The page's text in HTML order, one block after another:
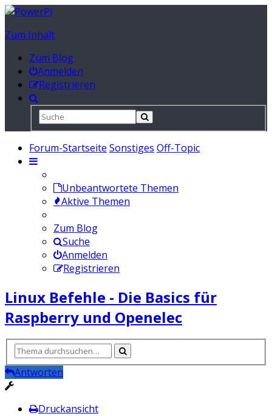
Zum Inhalt
Zum Blog
Anmelden
Registrieren
Forum-Startseite Sonstiges Off-Topic
Unbeantwortete Themen
Aktive Themen
Zum Blog
Suche
Anmelden
Registrieren
Linux Befehle - Die Basics für
Raspberry und Openelec
Antworten
Druckansicht